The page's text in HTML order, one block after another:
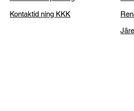
Kontaktid ning KKK